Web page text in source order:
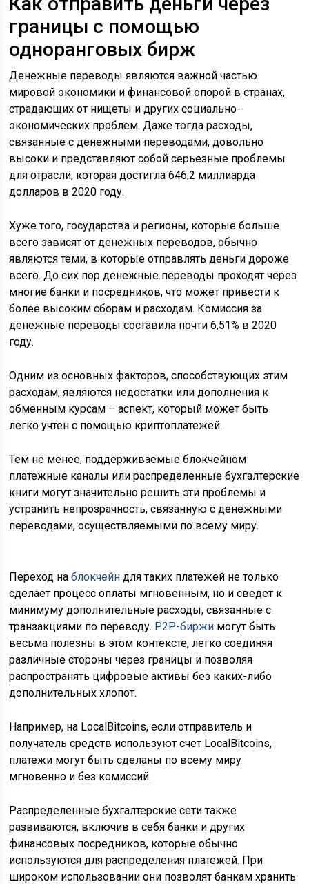
границы с помощью
одноранговых бирж
Денежные переводы являются важной частью
мировой экономики и финансовой опорой в странах,
страдающих от нищеты и других социально-
экономических проблем. Даже тогда расходы,
связанные с денежными переводами, довольно
высоки и представляют собой серьезные проблемы
для отрасли, которая достигла 646,2 миллиарда
долларов в 2020 году.
Хуже того, государства и регионы, которые больше
всего зависят от денежных переводов, обычно
являются теми, в которые отправлять деньги дороже
всего. До сих пор денежные переводы проходят через
многие банки и посредников, что может привести к
более высоким сборам и расходам. Комиссия за
денежные переводы составила почти 6,51% в 2020
году.
Одним из основных факторов, способствующих этим
расходам, являются недостатки или дополнения к
обменным курсам – аспект, который может быть
легко учтен с помощью криптоплатежей.
Тем не менее, поддерживаемые блокчейном
платежные каналы или распределенные бухгалтерские
книги могут значительно решить эти проблемы и
устранить непрозрачность, связанную с денежными
переводами, осуществляемыми по всему миру.
Переход наблокчейн для таких платежей не только
сделает процесс оплаты мгновенным, но и сведет к
минимуму дополнительные расходы, связанные с
транзакциями по переводу. P2P-биржи могут быть
весьма полезны в этом контексте, легко соединяя
различные стороны через границы и позволяя
распространять цифровые активы без каких-либо
дополнительных хлопот.
Например, на LocalBitcoins, если отправитель и
получатель средств используют счет LocalBitcoins,
платежи могут быть сделаны по всему миру
мгновенно и без комиссий.
Распределенные бухгалтерские сети также
развиваются, включив в себя банки и других
финансовых посредников, которые обычно
используются для распределения платежей. При
широком использовании они позволят банкам хранить